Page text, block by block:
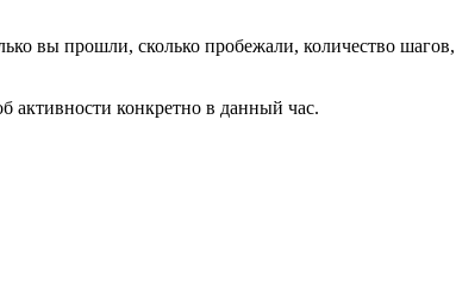
вы прошли, сколько пробежали, количество
активности конкретно в данный час.